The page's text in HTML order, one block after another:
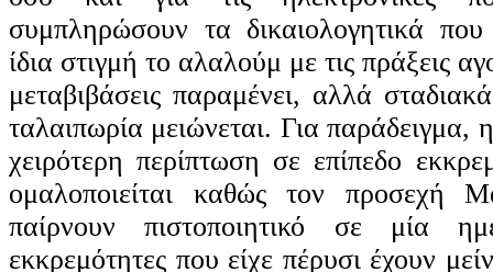
συμπληρώσουν τα δικαιολογητικά
ίδια στιγμή το αλαλούμ με τις πράξεις
μεταβιβάσεις παραμένει, αλλά
ταλαιπωρία μειώνεται. Για
χειρότερη περίπτωση σε επίπεδο
ομαλοποιείται καθώς τον προσεχή
παίρνουν πιστοποιητικό σε μία
εκκρεμότητες που είχε πέρυσι έχουν